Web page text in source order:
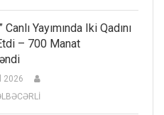
Canlı Yayımında Iki Qadını
– 700 Manat
2026